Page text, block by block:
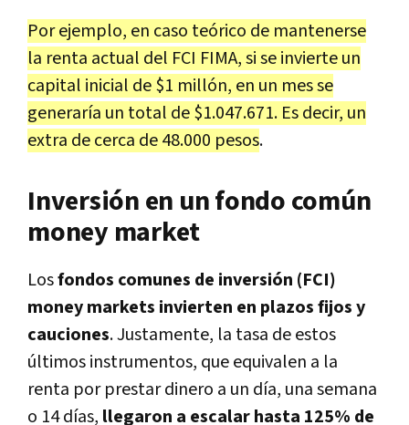
Por ejemplo, en caso teórico de mantenerse
la renta actual del FCI FIMA, si se invierte un
capital inicial de $1 millón, en un mes se
generaría un total de $1.047.671. Es decir, un
extra de cerca de 48.000 pesos.
Inversión en un fondo común
money market
Losfondos comunes de inversión (FCI)
money markets invierten en plazos fijos y
cauciones. Justamente, la tasa de estos
últimos instrumentos, que equivalen a la
renta por prestar dinero a un día, una semana
o 14 días, llegaron a escalar hasta 125% de